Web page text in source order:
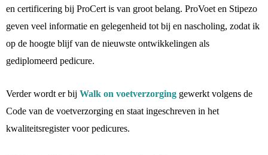
en certificering bij ProCert is van groot belang. ProVoet en Stipezo
geven veel informatie en gelegenheid tot bij en nascholing, zodat ik
op de hoogte blijf van de nieuwste ontwikkelingen als
gediplomeerd pedicure.
Verder wordt er bij Walk on voetverzorging gewerkt volgens de
Code van de voetverzorging en staat ingeschreven in het
kwaliteitsregister voor pedicures.